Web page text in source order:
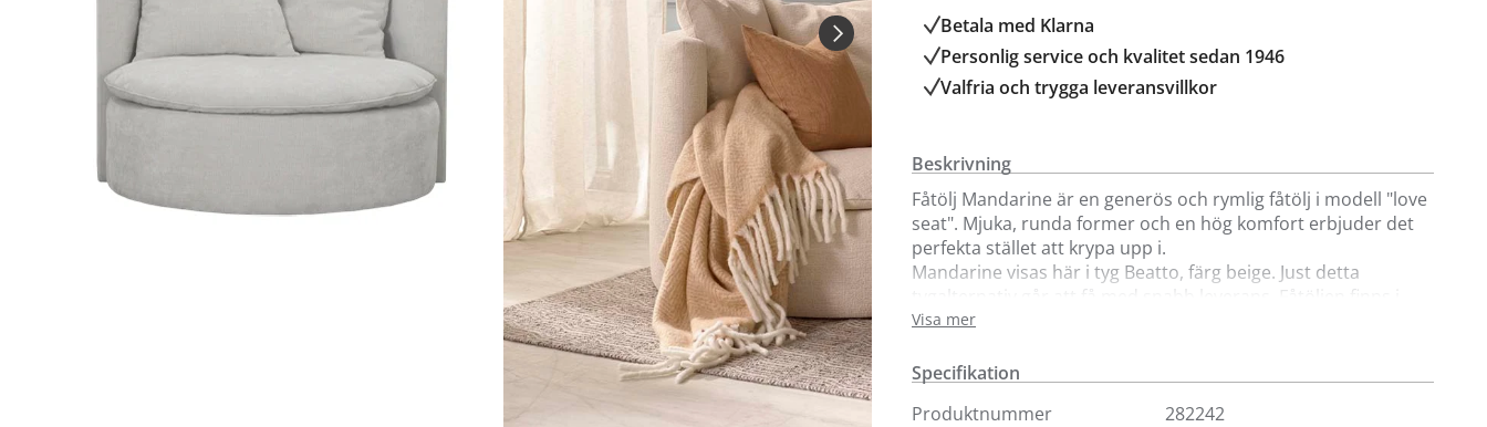
Betala med Klarna
Personlig service och kvalitet sedan 1946
Valfria och trygga leveransvillkor
Beskrivning
Fåtölj Mandarine är en generös och rymlig fåtölj i modell "love
seat". Mjuka, runda former och en hög komfort erbjuder det
perfekta stället att krypa upp i.
Mandarine visas här i tyg Beatto, färg beige. Just detta
tygalternativ går att få med snabb leverans. Fåtöljen finns i
många andra olika tygalternativ. Varmt välkommen till en utav
kontrollera att Mandarine går in i ditt hem, då det är en stor
Visa mer
Specifikation
Produktnummer
282242